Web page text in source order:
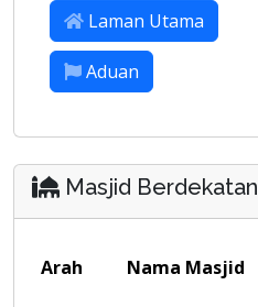
Laman Utama
Aduan
Masjid Berdekatan
Arah Nama Masjid